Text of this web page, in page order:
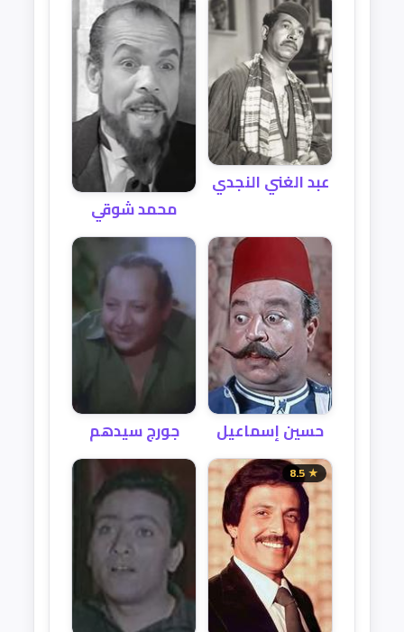
عبد الغني النجدي
محمد شوقي
حسين إسماعيل جورج سيدهم
★ 8.5